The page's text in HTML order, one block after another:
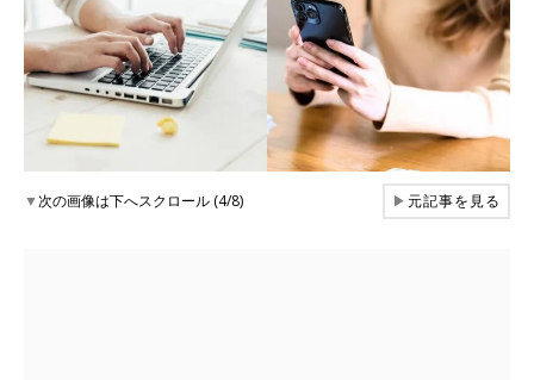
▼次の画像は下へスクロール (4/8) ▶元記事を見る